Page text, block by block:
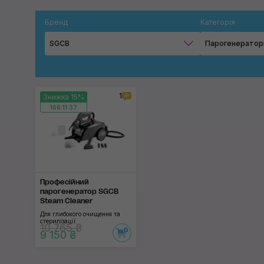
Бренд
SGCB
Категорія
Знижка 15%
166:11:37
1
Професійний
парогенератор SGCB
Steam Cleaner
Для глибокого очищення та
стерилізації
10 765 ₴
9 150 ₴